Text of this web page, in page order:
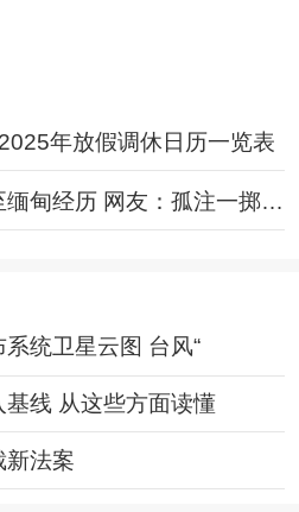
年放假调休日历一览表
甸经历 网友：孤注一掷现
统卫星云图 台风“
线 从这些方面读懂
新法案